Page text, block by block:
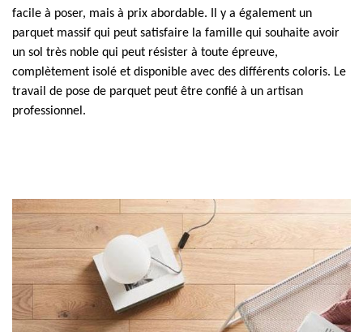
facile à poser, mais à prix abordable. Il y a également un
parquet massif qui peut satisfaire la famille qui souhaite avoir
un sol très noble qui peut résister à toute épreuve,
complètement isolé et disponible avec des différents coloris. Le
travail de pose de parquet peut être confié à un artisan
professionnel.